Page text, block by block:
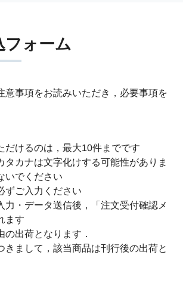
フォーム
意事項をお読みいただき，必要事項を
だけるのは，最大10件までです
タカナは文字化けする可能性がありま
いでください
ずご入力ください
力・データ送信後，「注文受付確認メ
ます
の出荷となります．
まして，該当商品は刊行後の出荷と